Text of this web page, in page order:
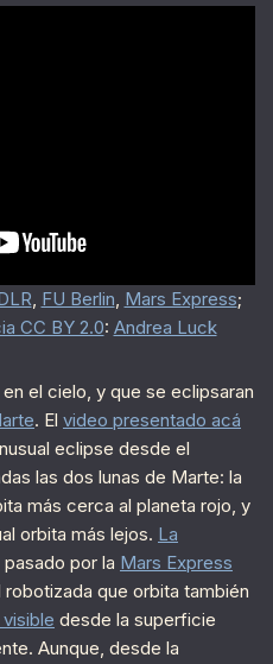
, FU Berlin, Mars Express;
CC BY 2.0: Andrea Luck
el cielo, y que se eclipsaran
. El video presentado acá
eclipse desde el
las dos lunas de Marte: la
más cerca al planeta rojo, y
orbita más lejos. La
por la Mars Express
robotizada que orbita también
desde la superficie
Aunque, desde la